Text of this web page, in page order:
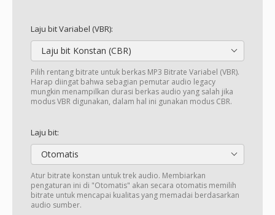
Laju bit Variabel (VBR):
Laju bit Konstan (CBR)
Pilih rentang bitrate untuk berkas MP3 Bitrate Variabel (VBR).
Harap diingat bahwa sebagian pemutar audio legacy
mungkin menampilkan durasi berkas audio yang salah jika
modus VBR digunakan, dalam hal ini gunakan modus CBR.
Laju bit:
Otomatis
Atur bitrate konstan untuk trek audio. Membiarkan
pengaturan ini di "Otomatis" akan secara otomatis memilih
bitrate untuk mencapai kualitas yang memadai berdasarkan
audio sumber.